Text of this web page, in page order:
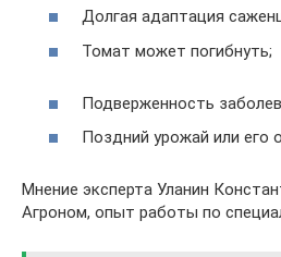
Долгая адаптация
Томат может погибнуть;
Подверженность
Поздний урожай или его
Мнение эксперта Уланин
Агроном, опыт работы по